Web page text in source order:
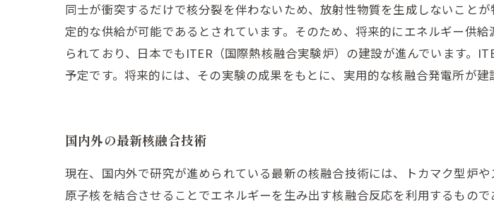
同士が衝突するだけで核分裂を伴わないため、放射性物質を生成しないこと
定的な供給が可能であるとされています。そのため、将来的にエネルギー供
られており、日本でもITER（国際熱核融合実験炉）の建設が進んでいます。
予定です。将来的には、その実験の成果をもとに、実用的な核融合発電所が建
国内外の最新核融合技術
現在、国内外で研究が進められている最新の核融合技術には、トカマク型炉
原子核を結合させることでエネルギーを生み出す核融合反応を利用するもの